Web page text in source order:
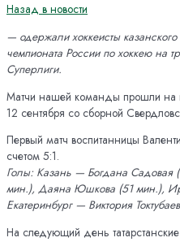
Назад в новости
— одержали хоккеисты
чемпионата России по хоккею на
Суперлиги.
Матчи нашей команды прошли на
12 сентября со сборной
Первый матч воспитанницы
счетом 5:1.
Голы: Казань — Богдана
мин.), Даяна Юшкова (51 мин.),
Екатеринбург — Виктория
На следующий день татарстанские